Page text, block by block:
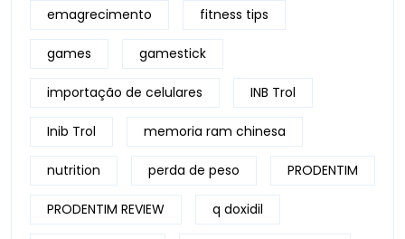
emagrecimento fitness tips
games gamestick
importação de celulares INB Trol
Inib Trol memoria ram chinesa
nutrition perda de peso PRODENTIM
PRODENTIM REVIEW q doxidil